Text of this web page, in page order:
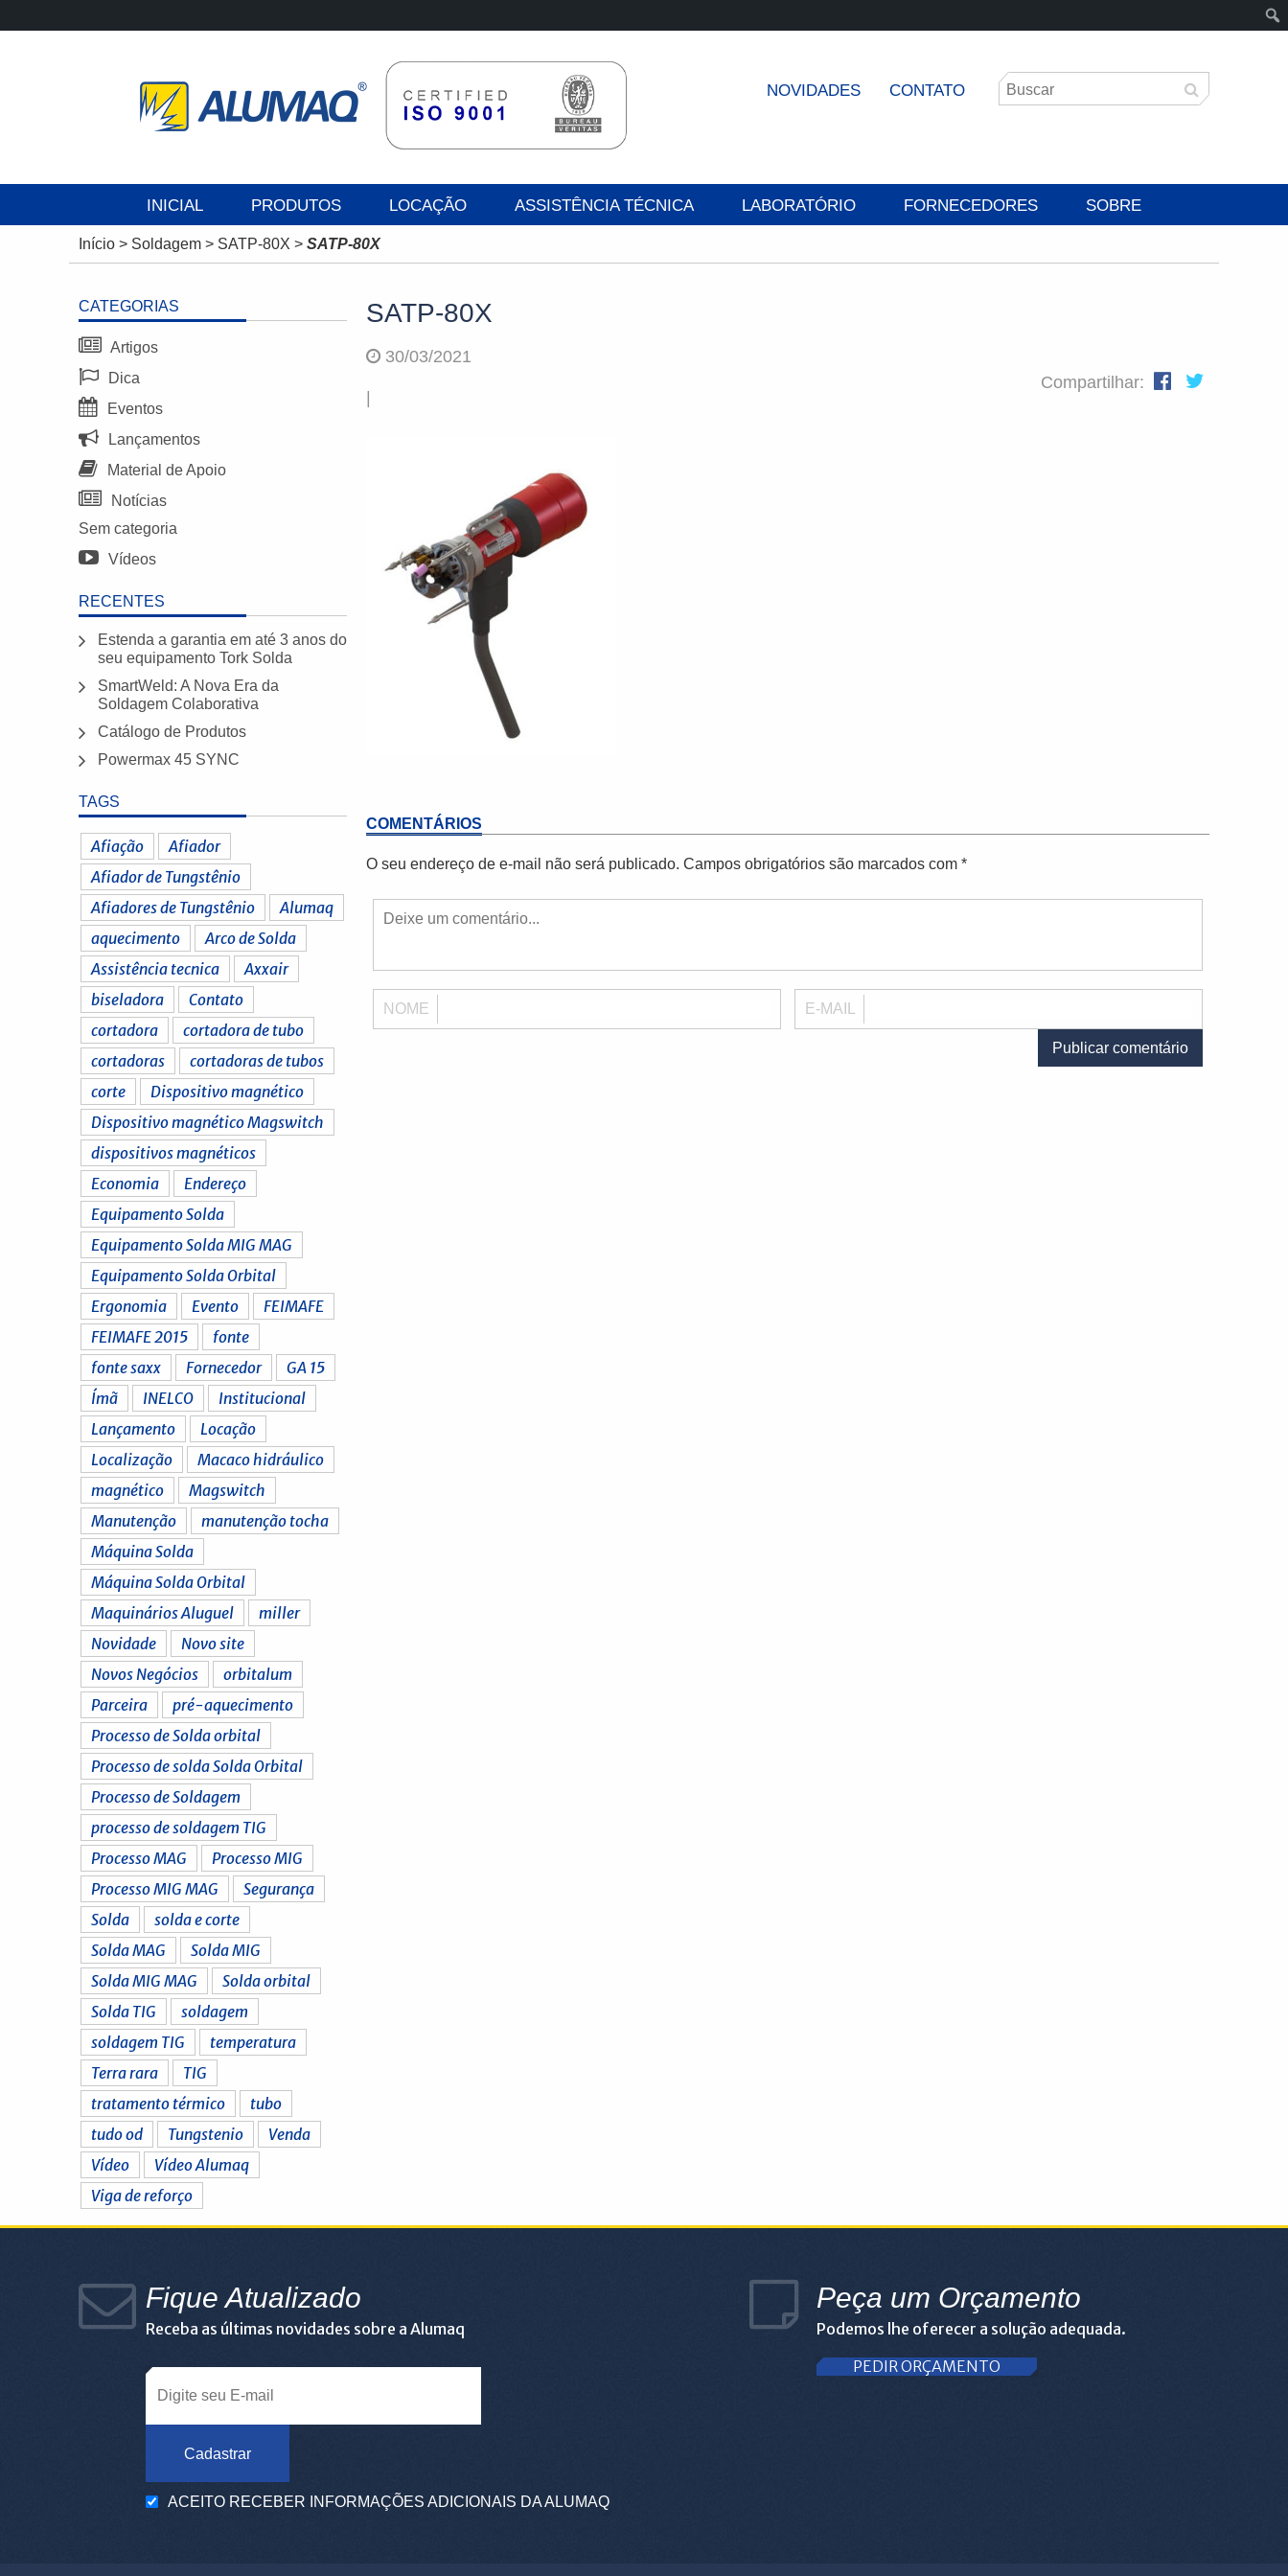
NOVIDADES CONTATO
INICIAL PRODUTOS LOCAÇÃO ASSISTÊNCIA TÉCNICA LABORATÓRIO FORNECEDORES SOBRE
Início > Soldagem > SATP-80X > SATP-80X
CATEGORIAS
Artigos
Dica
Eventos
Lançamentos
Material de Apoio
Notícias
Sem categoria
Vídeos
RECENTES
Estenda a garantia em até 3 anos do
seu equipamento Tork Solda
SmartWeld: A Nova Era da
Soldagem Colaborativa
Catálogo de Produtos
Powermax 45 SYNC
TAGS
Afiação
Afiador
Afiador de Tungstênio
Afiadores de Tungstênio
Alumaq
aquecimento
Arco de Solda
Assistência tecnica
Axxair
biseladora
Contato
cortadora
cortadora de tubo
cortadoras
cortadoras de tubos
corte
Dispositivo magnético
Dispositivo magnético Magswitch
dispositivos magnéticos
Economia
Endereço
Equipamento Solda
Equipamento Solda MIG MAG
Equipamento Solda Orbital
Ergonomia
Evento
FEIMAFE
FEIMAFE 2015
fonte
fonte saxx
Fornecedor
GA 15
Ímã
INELCO
Institucional
Lançamento
Locação
Localização
Macaco hidráulico
magnético
Magswitch
Manutenção
manutenção tocha
Máquina Solda
Máquina Solda Orbital
Maquinários Aluguel
miller
Novidade
Novo site
Novos Negócios
orbitalum
Parceira
pré-aquecimento
Processo de Solda orbital
Processo de solda Solda Orbital
Processo de Soldagem
processo de soldagem TIG
Processo MAG
Processo MIG
Processo MIG MAG
Segurança
Solda
solda e corte
Solda MAG
Solda MIG
Solda MIG MAG
Solda orbital
Solda TIG
soldagem
soldagem TIG
temperatura
Terra rara
TIG
tratamento térmico
tubo
tudo od
Tungstenio
Venda
Vídeo
Vídeo Alumaq
Viga de reforço
SATP-80X
30/03/2021
Compartilhar:
COMENTÁRIOS
O seu endereço de e-mail não será publicado. Campos obrigatórios são marcados com *
NOME E-MAIL
Fique Atualizado
Receba as últimas novidades sobre a Alumaq
Cadastrar
ACEITO RECEBER INFORMAÇÕES ADICIONAIS DA ALUMAQ
Peça um Orçamento
Podemos lhe oferecer a solução adequada.
PEDIR ORÇAMENTO